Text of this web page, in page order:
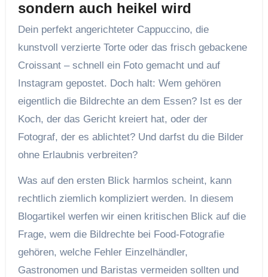
sondern auch heikel wird
Dein perfekt angerichteter Cappuccino, die
kunstvoll verzierte Torte oder das frisch gebackene
Croissant – schnell ein Foto gemacht und auf
Instagram gepostet. Doch halt: Wem gehören
eigentlich die Bildrechte an dem Essen? Ist es der
Koch, der das Gericht kreiert hat, oder der
Fotograf, der es ablichtet? Und darfst du die Bilder
ohne Erlaubnis verbreiten?
Was auf den ersten Blick harmlos scheint, kann
rechtlich ziemlich kompliziert werden. In diesem
Blogartikel werfen wir einen kritischen Blick auf die
Frage, wem die Bildrechte bei Food-Fotografie
gehören, welche Fehler Einzelhändler,
Gastronomen und Baristas vermeiden sollten und